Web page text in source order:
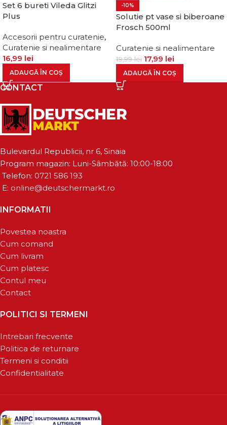
Set 6 bureti Vileda Glitzi
Plus
Accesorii pentru curatenie,
Curatenie si nealimentare
16,99 lei
ADAUGĂ ÎN COȘ
-10%
Solutie pt vase si biberoane
Frosch 500ml
Curatenie si nealimentare
19,99lei 17,99 lei
ADAUGĂ ÎN COȘ
CONTACT
Bulevardul Republicii, nr 6, Sinaia
Program magazin: Luni-Sâmbătă: 10:00-18:00
Telefon: 0721 586 193
E: online@deutschermarkt.ro
INFORMATII
Povestea noastra
Cum comand
Cum livram
Cum platesc
Contul meu
Contact
POLITICI SI TERMENI
Intrebari frecvente
Politica de returnare
Termeni si conditii
Confidentialitate